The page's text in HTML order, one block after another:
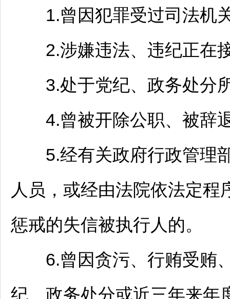
1.曾因犯罪受过司法机
2.涉嫌违法、违纪正在接
3.处于党纪、政务处分
4.曾被开除公职、被辞
5.经有关政府行政管理部
人员，或经由法院依法定
惩戒的‌失信被执行人的。
6.曾因贪污、行贿受贿、
纪、政务处分或近三年来年